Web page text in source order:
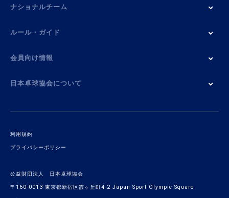
ナショナルチーム
ルール・ガイド
会員向け情報
日本卓球協会について
利用規約
プライバシーポリシー
公益財団法人 日本卓球協会
〒160-0013 東京都新宿区霞ヶ丘町4-2 Japan Sport Olympic Square